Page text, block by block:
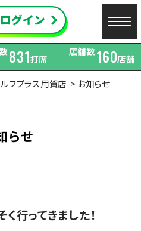
831打席
店舗数160店舗
フプラス用賀店 お知らせ
らせ
行ってきました！